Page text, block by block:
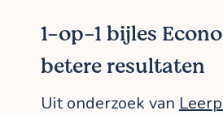
1-op-1 bijles
betere resultaten
Uit onderzoek van